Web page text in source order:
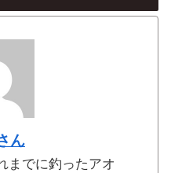
ん
までに釣ったアオ